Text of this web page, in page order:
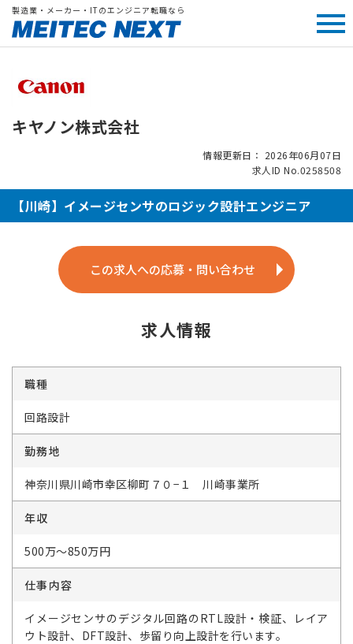
製造業・メーカー・ITのエンジニア転職なら
キヤノン株式会社
情報更新日： 2026年06月07日
求人ID No.0258508
【川崎】イメージセンサのロジック設計エンジニア
この求人への応募・問い合わせ
求人情報
職種
回路設計
勤務地
神奈川県川崎市幸区柳町７０−１ 川崎事業所
年収
500万～850万円
仕事内容
イメージセンサのデジタル回路のRTL設計・検証、レイア
ウト設計、DFT設計、歩留り向上設計を行います。